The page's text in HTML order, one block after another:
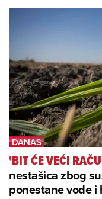
'BIT ĆE VEĆI
nestašica zbog
ponestane vode i